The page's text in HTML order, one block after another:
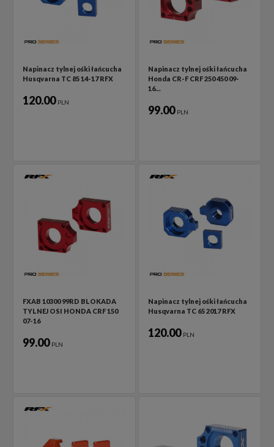
Napinacz tylnej ośki łańcucha
Husqvarna TC 85 14-17 RFX
120.00 PLN
Napinacz tylnej ośki łańcucha
Honda CR-F CRF 250 450 09-
16…
99.00 PLN
FXAB 10300 99RD BLOKADA
TYLNEJ OSI HONDA CRF 150
07-16
99.00 PLN
Napinacz tylnej ośki łańcucha
Husqvarna TC 65 2017 RFX
120.00 PLN